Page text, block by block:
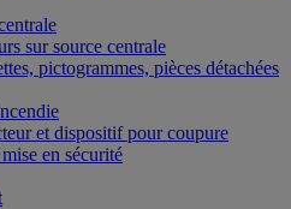
sur source centrale
pictogrammes, pièces détachées
et dispositif pour coupure
en sécurité